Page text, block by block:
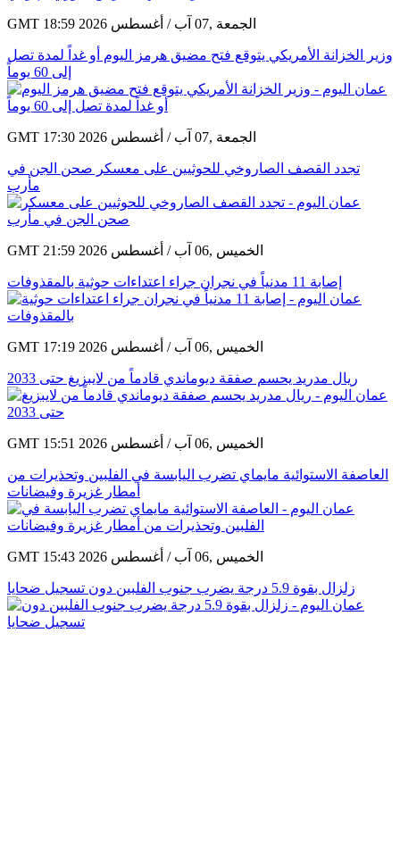
GMT 18:59 2026 الجمعة ,07 آب / أغسطس
وزير الخزانة الأمريكي يتوقع فتح مضيق هرمز اليوم أو غداً لمدة تصل
إلى 60 يوماً
GMT 17:30 2026 الجمعة ,07 آب / أغسطس
تجدد القصف الصاروخي للحوثيين على معسكر صحن الجن في
مأرب
GMT 21:59 2026 الخميس ,06 آب / أغسطس
إصابة 11 مدنياً في نجران جراء اعتداءات حوثية بالمقذوفات
GMT 17:19 2026 الخميس ,06 آب / أغسطس
ريال مدريد يحسم صفقة ديوماندي قادماً من لايبزيغ حتى 2033
GMT 15:51 2026 الخميس ,06 آب / أغسطس
العاصفة الاستوائية مايماي تضرب اليابسة في الفلبين وتحذيرات من
أمطار غزيرة وفيضانات
GMT 15:43 2026 الخميس ,06 آب / أغسطس
زلزال بقوة 5.9 درجة يضرب جنوب الفلبين دون تسجيل ضحايا